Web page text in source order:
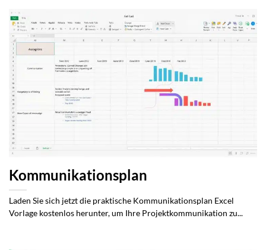
Kommunikationsplan
Laden Sie sich jetzt die praktische Kommunikationsplan Excel
Vorlage kostenlos herunter, um Ihre Projektkommunikation zu...